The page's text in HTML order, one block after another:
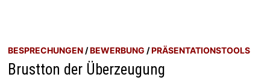
BESPRECHUNGEN/BEWERBUNG /PRÄSENTATIONSTOOLS
Brustton der Überzeugung